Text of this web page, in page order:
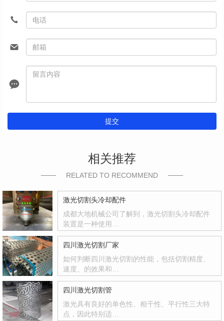
提交
相关推荐
RELATED TO RECOMMEND
激光切割头冷却配件
成都大地机械公司了解到，激光切割头冷却配件
装置是一种使用…
四川激光切割厂家
如何判断四川激光切割的性能，包括切割精度、
速度、的效果和…
四川激光切割管
激光具有良好的单色性、相干性、平行性三大特
点，因此特别适…